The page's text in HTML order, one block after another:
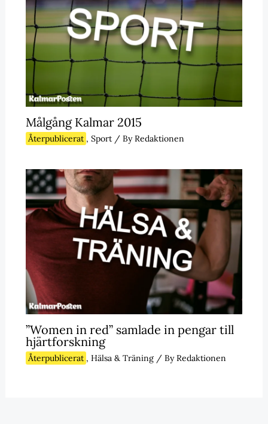
Målgång Kalmar 2015
Återpublicerat , Sport/ ByRedaktionen
”Women in red” samlade in pengar till
hjärtforskning
Återpublicerat , Hälsa & Träning/ ByRedaktionen